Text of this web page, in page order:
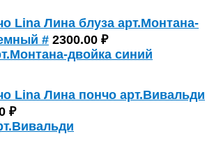
Lina Лина блуза арт.Монтана-
# 2300.00 ₽
Lina Лина пончо арт.Вивальди
₽